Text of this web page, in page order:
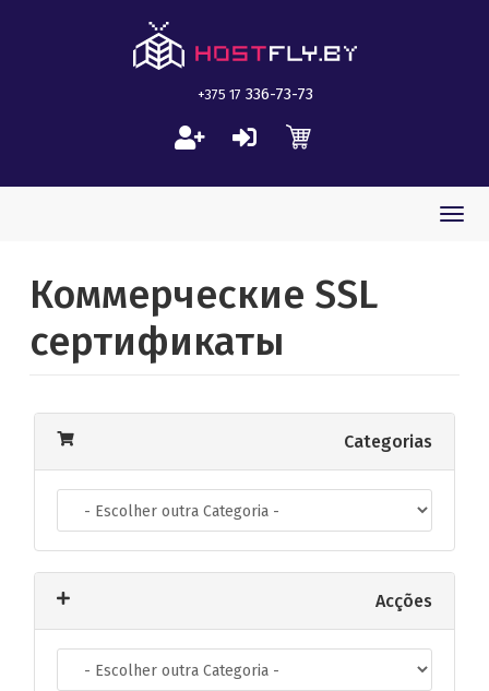
+375 17 336-73-73
Коммерческие SSL
сертификаты
Categorias
Acções